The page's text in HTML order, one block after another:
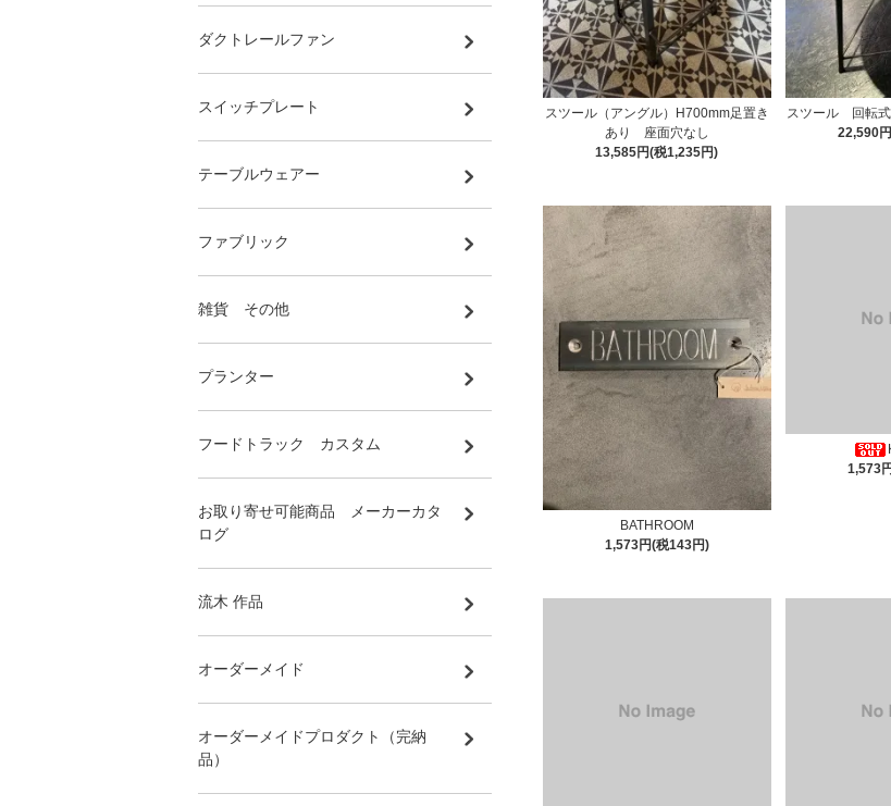
スツール（アングル）H700mm足置き
あり 座面穴なし
13,585円(税1,235円)
スツール 回転
22,590
BATHROOM
1,573円(税143円)
1,573
ダクトレールファン
スイッチプレート
テーブルウェアー
ファブリック
雑貨 その他
プランター
フードトラック カスタム
お取り寄せ可能商品 メーカーカタ
ログ
流木 作品
オーダーメイド
オーダーメイドプロダクト（完納
品）